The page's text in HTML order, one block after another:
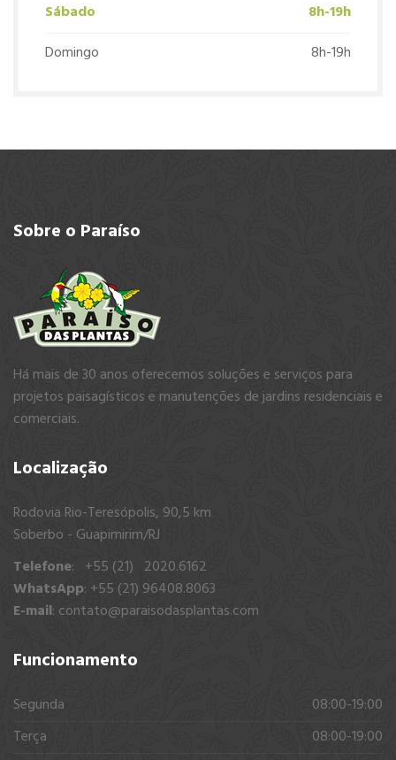
Sábado
8h-19h
Domingo
8h-19h
Sobre o Paraíso
Há mais de 30 anos oferecemos soluções e serviços para
projetos paisagísticos e manutenções de jardins residenciais e
comerciais.
Localização
Rodovia Rio-Teresópolis, 90,5 km
Soberbo - Guapimirim/RJ
Telefone: +55 (21) 2020.6162
WhatsApp: +55 (21) 96408.8063
E-mail: contato@paraisodasplantas.com
Funcionamento
Segunda
08:00-19:00
Terça
08:00-19:00